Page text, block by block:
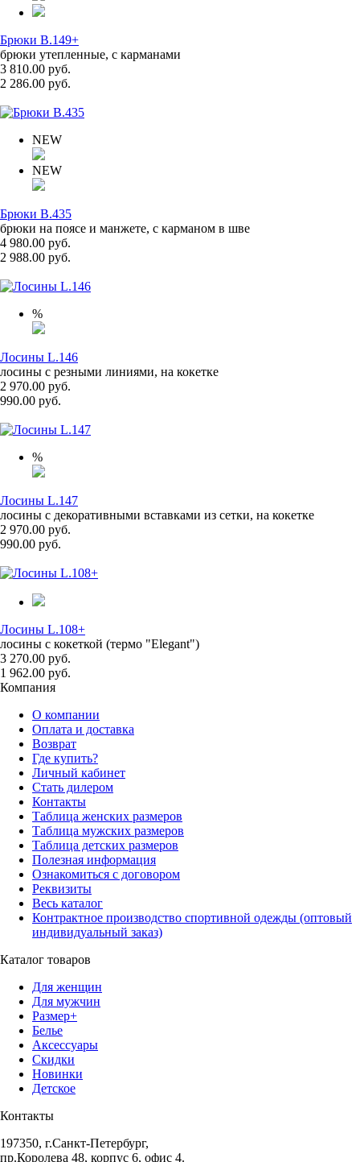
Брюки B.149+
брюки утепленные, с карманами
3 810.00 руб.
2 286.00 руб.
NEW
NEW
Брюки B.435
брюки на поясе и манжете, с карманом в шве
4 980.00 руб.
2 988.00 руб.
%
Лосины L.146
лосины с резными линиями, на кокетке
2 970.00 руб.
990.00 руб.
%
Лосины L.147
лосины с декоративными вставками из сетки, на кокетке
2 970.00 руб.
990.00 руб.
Лосины L.108+
лосины с кокеткой (термо "Elegant")
3 270.00 руб.
1 962.00 руб.
Компания
О компании
Оплата и доставка
Возврат
Где купить?
Личный кабинет
Стать дилером
Контакты
Таблица женских размеров
Таблица мужских размеров
Таблица детских размеров
Полезная информация
Ознакомиться с договором
Реквизиты
Весь каталог
Контрактное производство спортивной одежды (оптовый
индивидуальный заказ)
Каталог товаров
Для женщин
Для мужчин
Размер+
Белье
Аксессуары
Скидки
Новинки
Детское
Контакты
197350, г.Санкт-Петербург,
пр.Королева 48, корпус 6, офис 4.